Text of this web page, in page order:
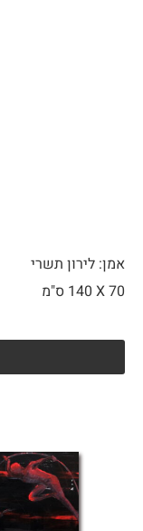
אמן: לירון תשרי
70 X